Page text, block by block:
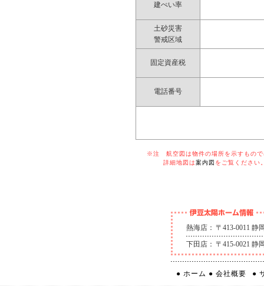
建ぺい率
土砂災害
警戒区域
固定資産税
電話番号
※注 航空図は物件の場所を示すものでは
詳細地図は案内図 をご覧ください
熱海店： 〒413-0011 静
下田店： 〒415-0021 静
● ホーム ● 会社概要 ●